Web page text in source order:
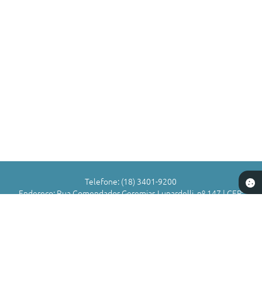
Telefone: (18) 3401-9200
Endereço: Rua Comendador Geremias Lunardelli, nº 147 | CEP: